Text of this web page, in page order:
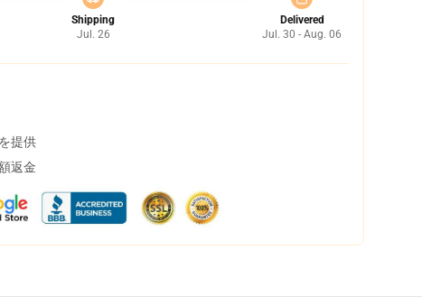
Shipping
Jul. 26
Delivered
Jul. 30 - Aug. 06
提供
返金